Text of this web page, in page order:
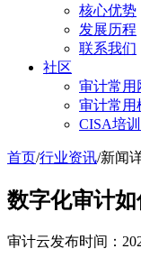
核心优势
发展历程
联系我们
社区
审计常用
审计常用
CISA培
首页/行业资讯/新闻
数字化审计
审计云发布时间：